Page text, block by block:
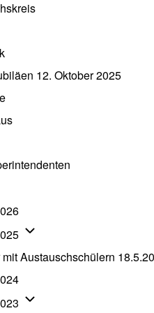
12. Oktober 2025
Berichte
Unternavigation von
Austauschschülern
Unternavigation von